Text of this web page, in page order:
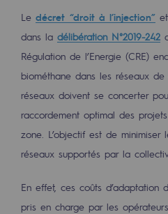
Concertations CH4,
Espace
Espace
2050 : un monde
Objectif
Objectif
Le décret “droit à l’injection”
dans la délibération N°2019-242
Régulation de l’Energie (CRE)
biométhane dans les réseaux
réseaux doivent se concerter
raccordement optimal des
zone. L’objectif est de minimiser
réseaux supportés par la
En effet, ces coûts d’adaptation
pris en charge par les